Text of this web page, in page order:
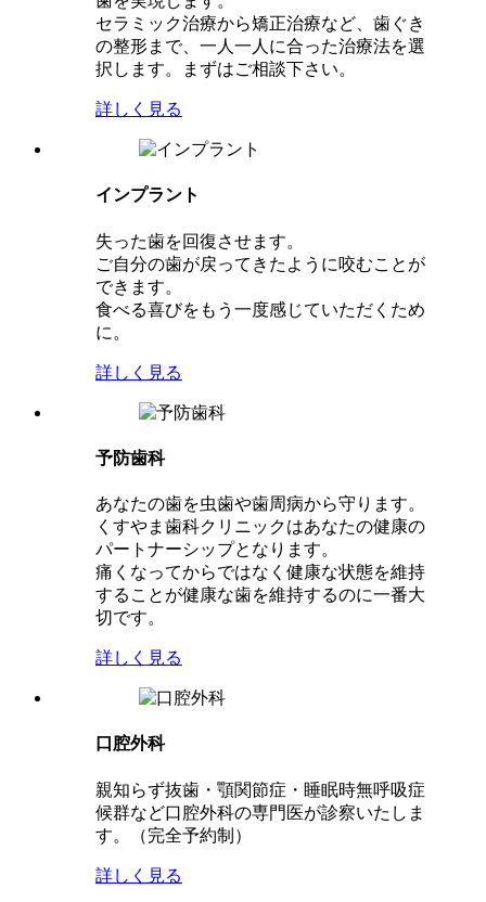
セラミック治療から矯正治療など、歯ぐき
の整形まで、一人一人に合った治療法を選
択します。まずはご相談下さい。
詳しく見る
インプラント
失った歯を回復させます。
ご自分の歯が戻ってきたように咬むことが
できます。
食べる喜びをもう一度感じていただくため
に。
詳しく見る
予防歯科
あなたの歯を虫歯や歯周病から守ります。
くすやま歯科クリニックはあなたの健康の
パートナーシップとなります。
痛くなってからではなく健康な状態を維持
することが健康な歯を維持するのに一番大
切です。
詳しく見る
口腔外科
親知らず抜歯・顎関節症・睡眠時無呼吸症
候群など口腔外科の専門医が診察いたしま
す。（完全予約制）
詳しく見る